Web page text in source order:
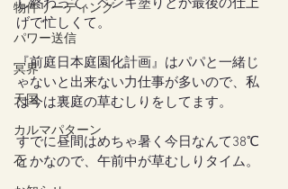
物件リーディング
パワー送信
冥界
天国
カルマパターン
石
し終わって、ペンキ塗りとか最後の仕上
げで忙しくて。
『前庭日本庭園化計画』はパパと一緒じ
ゃないと出来ない力仕事が多いので、私
は今は裏庭の草むしりをしてます。
すでに昼間はめちゃ暑く今日なんて38℃
とかなので、午前中が草むしりタイム。